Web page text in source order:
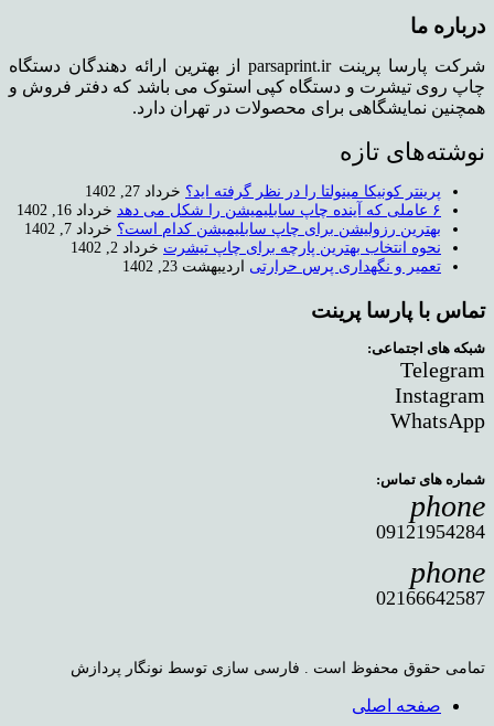
درباره ما
شرکت پارسا پرینت parsaprint.ir از بهترین ارائه دهندگان دستگاه
چاپ روی تیشرت و دستگاه کپی استوک می باشد که دفتر فروش و
همچنین نمایشگاهی برای محصولات در تهران دارد.
نوشته‌های تازه
پرینتر کونیکا مینولتا را در نظر گرفته اید؟ خرداد 27, 1402
۶ عاملی که آینده چاپ سابلیمیشن را شکل می دهد
خرداد 16, 1402
بهترین رزولیشن برای چاپ سابلیمیشن کدام است؟ خرداد 7, 1402
نحوه انتخاب بهترین پارچه برای چاپ تیشرت خرداد 2, 1402
تعمیر و نگهداری پرس حرارتی
اردیبهشت 23, 1402
تماس با پارسا پرینت
شبکه های اجتماعی:
Telegram
Instagram
WhatsApp
شماره های تماس:
phone
09121954284
phone
02166642587
تمامی حقوق محفوظ است . فارسی سازی توسط نونگار پردازش
صفحه اصلی